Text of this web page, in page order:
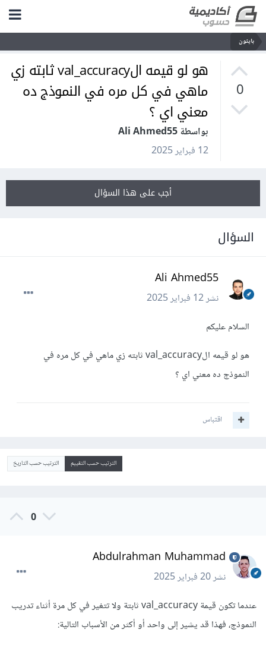
بايثون
0
هو لو قيمه الval_accuracy ثابته زي
ماهي في كل مره في النموذج ده
معني اي ؟
بواسطة Ali Ahmed55
12 فبراير 2025
أجب على هذا السؤال
السؤال
Ali Ahmed55
نشر12 فبراير 2025
السلام عليكم
هو لو قيمه الval_accuracy ثابته زي ماهي في كل مره في
النموذج ده معني اي ؟
اقتباس
الترتيب حسب التقييم الترتيب حسب التاريخ
0
Abdulrahman Muhammad
نشر20 فبراير 2025
عندما تكون قيمة val_accuracy ثابتة ولا تتغير في كل مرة أثناء تدريب
النموذج، فهذا قد يشير إلى واحد أو أكثر من الأسباب التالية: